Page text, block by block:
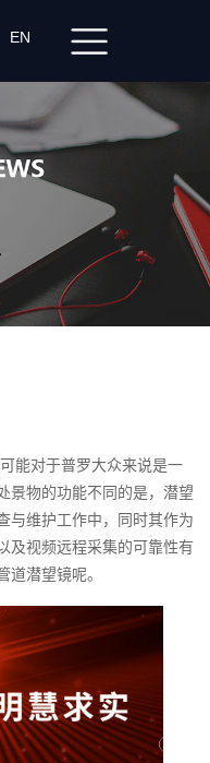
EN
能对于普罗大众来说是一
景物的功能不同的是，潜望
与维护工作中，同时其作为
及视频远程采集的可靠性有
道潜望镜呢。